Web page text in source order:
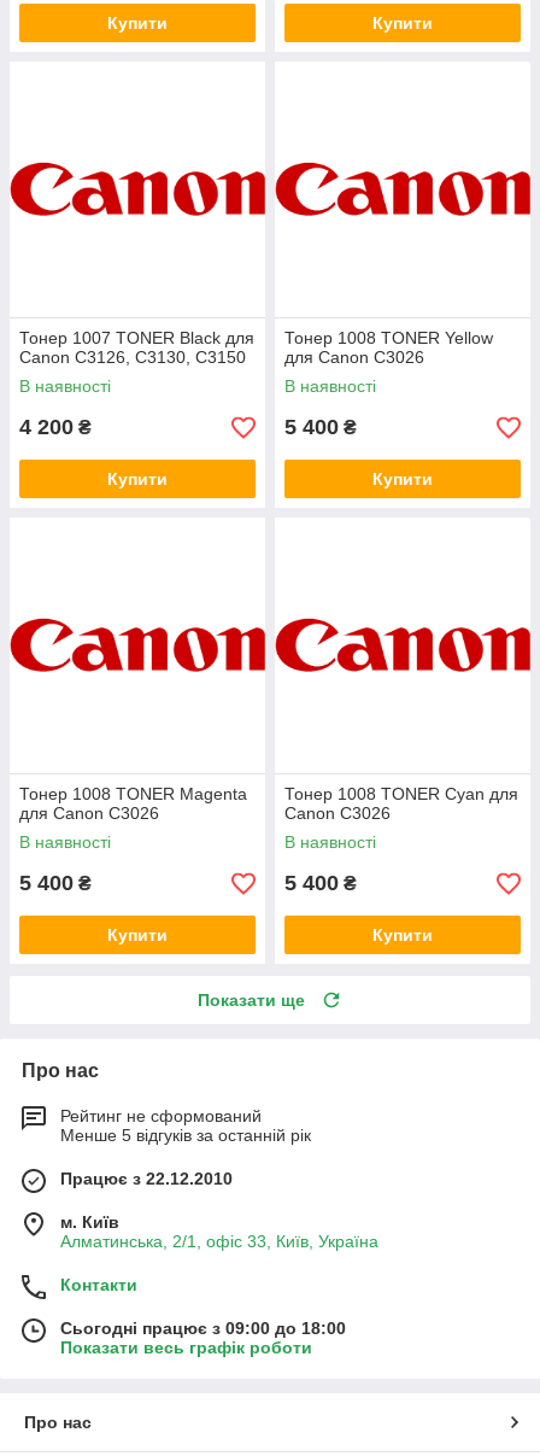
Купити Купити
Тонер 1007 TONER Black для
Canon C3126, C3130, C3150
В наявності
4 200 ₴
Купити
Тонер 1008 TONER Yellow
для Canon C3026
В наявності
5 400 ₴
Купити
Тонер 1008 TONER Magenta
для Canon C3026
В наявності
5 400 ₴
Купити
Тонер 1008 TONER Cyan для
Canon C3026
В наявності
5 400 ₴
Купити
Показати ще
Про нас
Рейтинг не сформований
Менше 5 відгуків за останній рік
Працює з 22.12.2010
м. Київ
Алматинська, 2/1, офіс 33, Київ, Україна
Контакти
Сьогодні працює з 09:00 до 18:00
Показати весь графік роботи
Про нас